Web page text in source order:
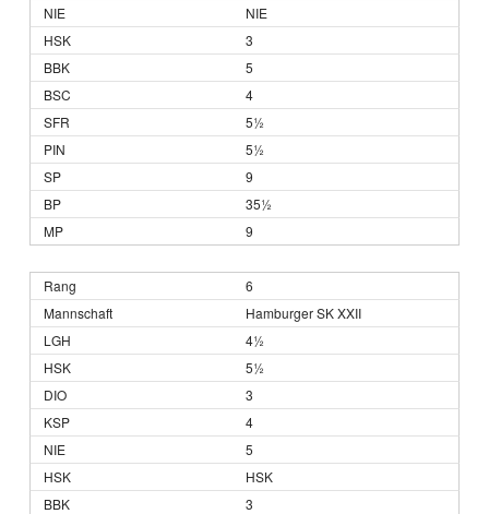
NIE
3
5
4
5½
5½
9
35½
9
6
Hamburger SK XXII
4½
5½
3
4
5
HSK
3